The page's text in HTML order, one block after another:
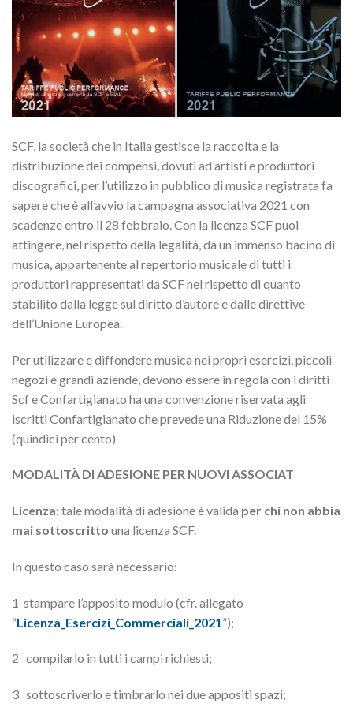
SCF, la società che in Italia gestisce la raccolta e la
distribuzione dei compensi, dovuti ad artisti e produttori
discografici, per l’utilizzo in pubblico di musica registrata fa
sapere che è all’avvio la campagna associativa 2021 con
scadenze entro il 28 febbraio. Con la licenza SCF puoi
attingere, nel rispetto della legalità, da un immenso bacino di
musica, appartenente al repertorio musicale di tutti i
produttori rappresentati da SCF nel rispetto di quanto
stabilito dalla legge sul diritto d’autore e dalle direttive
dell’Unione Europea.
Per utilizzare e diffondere musica nei propri esercizi, piccoli
negozi e grandi aziende, devono essere in regola con i diritti
Scf e Confartigianato ha una convenzione riservata agli
iscritti Confartigianato che prevede una Riduzione del 15%
(quindici per cento)
MODALITÀ DI ADESIONE PER NUOVI ASSOCIAT
Licenza: tale modalità di adesione è valida per chi non abbia
mai sottoscritto una licenza SCF.
In questo caso sarà necessario:
1 stampare l’apposito modulo (cfr. allegato
“Licenza_Esercizi_Commerciali_2021 ”);
2 compilarlo in tutti i campi richiesti;
3 sottoscriverlo e timbrarlo nei due appositi spazi;